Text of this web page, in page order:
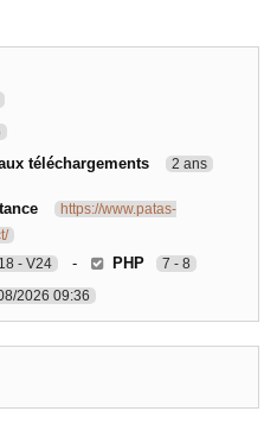
téléchargements 2 ans
https://www.patas-
- V24 - PHP 7 - 8
2026 09:36